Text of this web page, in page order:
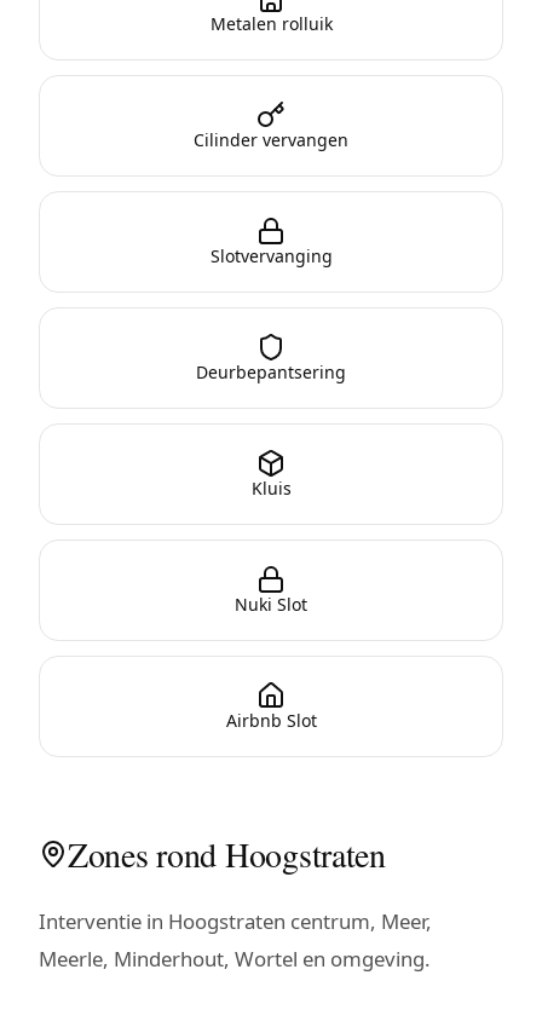
Metalen rolluik
Cilinder vervangen
Slotvervanging
Deurbepantsering
Kluis
Nuki Slot
Airbnb Slot
Zones rond Hoogstraten
Interventie in Hoogstraten centrum, Meer,
Meerle, Minderhout, Wortel en omgeving.